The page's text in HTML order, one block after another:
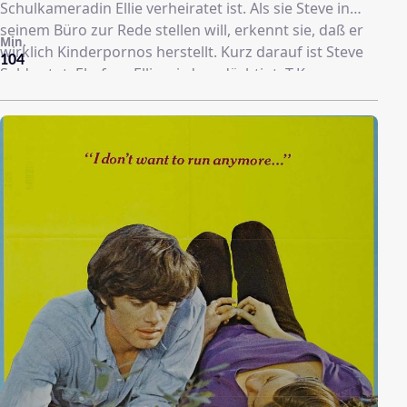
Schulkameradin Ellie verheiratet ist. Als sie Steve in
seinem Büro zur Rede stellen will, erkennt sie, daß er
wirklich Kinderpornos herstellt. Kurz darauf ist Steve
Seldes tot. Ehefrau Ellie wird verdächtigt, T.K.
übernimmt ihre Verteidigung. Nach anfänglichem
Leugnen, gesteht Ellie ihre Schuld ein. T.K. glaubt, daß
von ihrem Vater für seine schmutzigen Geschäfte
104
Min.